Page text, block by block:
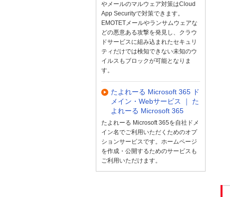
やメールのマルウェア対策はCloud
App Securityで対策できます。
EMOTETメールやランサムウェアな
どの悪意ある攻撃を発見し、クラウ
ドサービスに組み込まれたセキュリ
ティだけでは検知できない未知のウ
イルスもブロックが可能となりま
す。
たよれーる Microsoft 365 ド
メイン・Webサービス ｜ た
よれーる Microsoft 365
たよれーる Microsoft 365を自社ドメ
イン名でご利用いただくためのオプ
ションサービスです。ホームページ
を作成・公開するためのサービスも
ご利用いただけます。